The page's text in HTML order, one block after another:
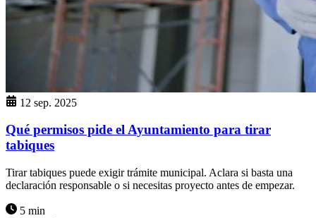
12 sep. 2025
Qué permisos pide el Ayuntamiento para tirar
tabiques
Tirar tabiques puede exigir trámite municipal. Aclara si basta una
declaración responsable o si necesitas proyecto antes de empezar.
5 min